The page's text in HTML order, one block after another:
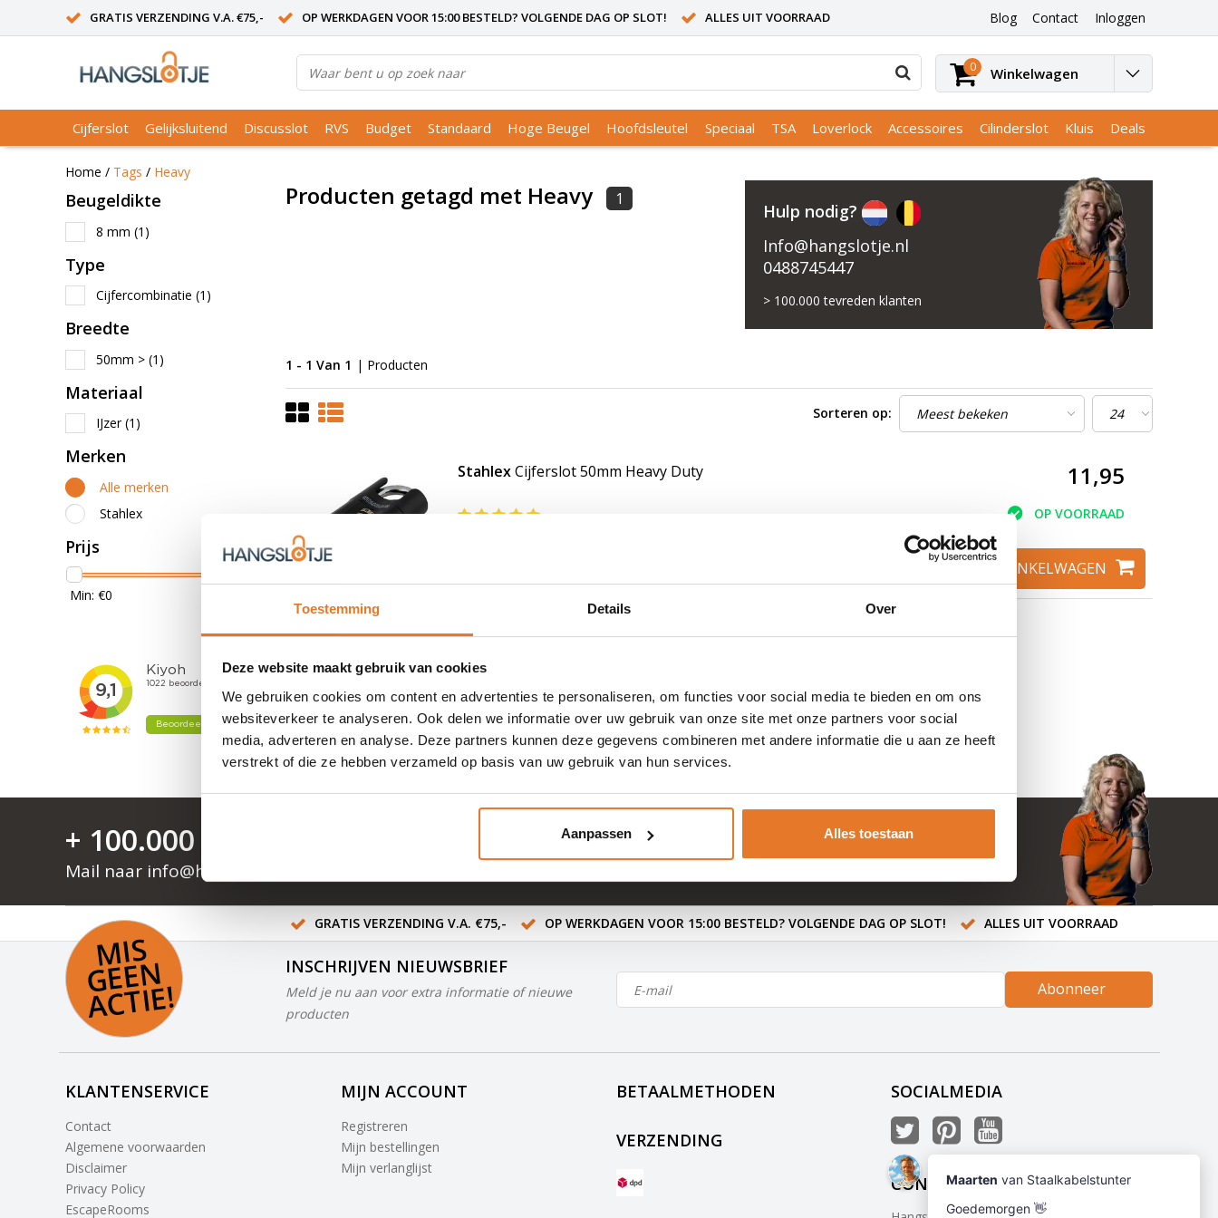
Toestemming Details Over
Deze website maakt gebruik van cookies
We gebruiken cookies om content en advertenties te personaliseren, om functies voor social media te bieden en om ons
websiteverkeer te analyseren. Ook delen we informatie over uw gebruik van onze site met onze partners voor social
media, adverteren en analyse. Deze partners kunnen deze gegevens combineren met andere informatie die u aan ze heeft
verstrekt of die ze hebben verzameld op basis van uw gebruik van hun services.
Aanpassen Alles toestaan
GRATIS VERZENDING V.A. €75,- OP WERKDAGEN VOOR 15:00 BESTELD? VOLGENDE DAG OP SLOT! ALLES UIT VOORRAAD Blog Contact Inloggen
0 Winkelwagen
Cijferslot Gelijksluitend Discusslot RVS Budget Standaard Hoge Beugel Hoofdsleutel Speciaal TSA Loverlock Accessoires Cilinderslot Kluis Deals
Home / Tags / Heavy
Beugeldikte
8 mm (1)
Type
Cijfercombinatie (1)
Breedte
50mm > (1)
Materiaal
IJzer(1)
Merken
Alle merken
Stahlex
Prijs
Min: €0
Producten getagd met Heavy 1
Hulp nodig?
Info@hangslotje.nl
0488745447
> 100.000 tevreden klanten
1 - 1 Van 1 | Producten
Sorteren op:
StahlexCijferslot 50mm Heavy Duty 11,95
OP VOORRAAD
TOEVOEGEN AAN WINKELWAGEN
| Producten
+ 100.000 tevreden klanten in NL & BE
Mail naar info@hangslotje.nl
GRATIS VERZENDING V.A. €75,- OP WERKDAGEN VOOR 15:00 BESTELD? VOLGENDE DAG OP SLOT! ALLES UIT VOORRAAD
MI
S
G
E
E
N
A
C
TI
E!
INSCHRIJVEN NIEUWSBRIEF
Meld je nu aan voor extra informatie of nieuwe
producten
Abonneer
KLANTENSERVICE
Contact
Algemene voorwaarden
Disclaimer
Privacy Policy
EscapeRooms
MIJN ACCOUNT
Registreren
Mijn bestellingen
Mijn verlanglijst
BETAALMETHODEN
VERZENDING
SOCIALMEDIA
CONTACT